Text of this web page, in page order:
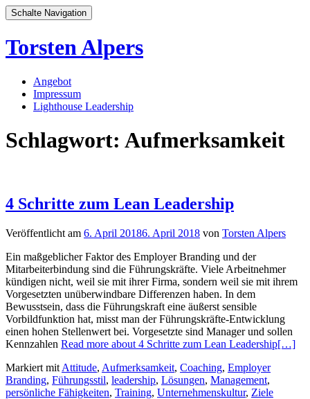
Schalte Navigation
Torsten Alpers
Zum
Inhalt
springen
Angebot
Impressum
Lighthouse Leadership
Schlagwort: Aufmerksamkeit
4 Schritte zum Lean Leadership
Veröffentlicht am 6. April 20186. April 2018 von Torsten Alpers
Ein maßgeblicher Faktor des Employer Branding und der
Mitarbeiterbindung sind die Führungskräfte. Viele Arbeitnehmer
kündigen nicht, weil sie mit ihrer Firma, sondern weil sie mit ihrem
Vorgesetzten unüberwindbare Differenzen haben. In dem
Bewusstsein, dass die Führungskraft eine äußerst sensible
Vorbildfunktion hat, misst man der Führungskräfte-Entwicklung
einen hohen Stellenwert bei. Vorgesetzte sind Manager und sollen
Kennzahlen Read more about 4 Schritte zum Lean Leadership[…]
Markiert mit Attitude, Aufmerksamkeit, Coaching, Employer
Branding, Führungsstil, leadership, Lösungen, Management,
persönliche Fähigkeiten, Training, Unternehmenskultur, Ziele